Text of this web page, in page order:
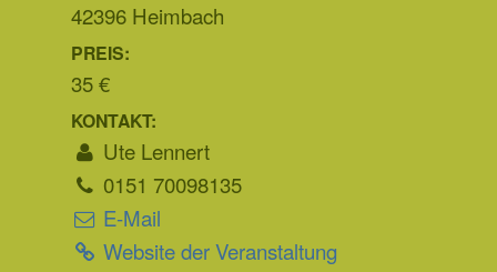
42396 Heimbach
PREIS:
35 €
KONTAKT:
Ute Lennert
0151 70098135
E-Mail
Website der Veranstaltung